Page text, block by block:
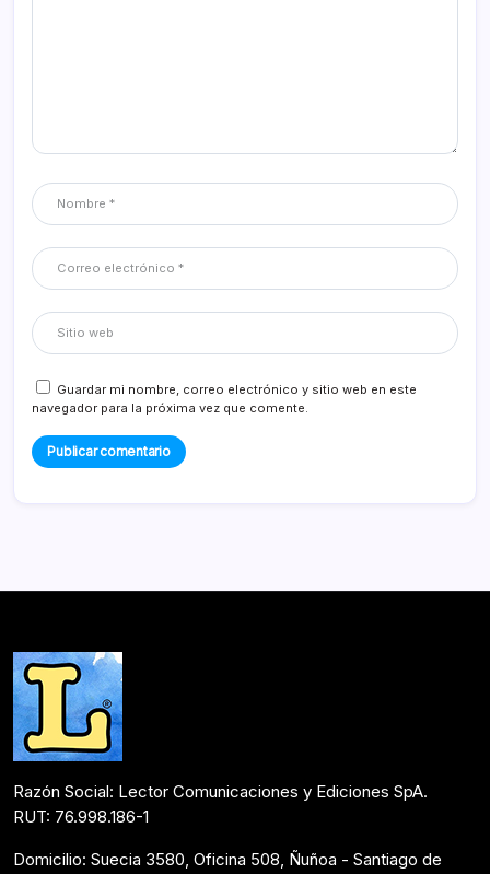
Guardar mi nombre, correo electrónico y sitio web en este
navegador para la próxima vez que comente.
Razón Social: Lector Comunicaciones y Ediciones SpA.
RUT: 76.998.186-1
Domicilio: Suecia 3580, Oficina 508, Ñuñoa - Santiago de